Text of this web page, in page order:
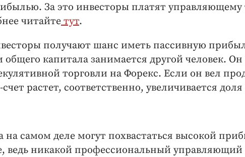
За это инвесторы платят
читайтетут.
получают шанс иметь пассивную
общего капитала занимается другой человек. Он
торговли на Форекс. Если он вел
растет, соответственно, увеличивается
самом деле могут похвастаться высокой
ведь никакой профессиональный